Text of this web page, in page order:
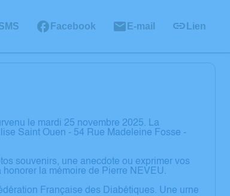
Facebook E-mail Lien
le mardi 25 novembre 2025. La
Saint Ouen - 54 Rue Madeleine Fosse -
souvenirs, une anecdote ou exprimer vos
la mémoire de Pierre NEVEU.
Française des Diabétiques. Une urne